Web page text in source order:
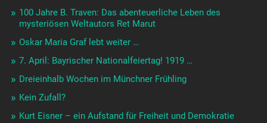
100 Jahre B. Traven: Das abenteuerliche Leben des
mysteriösen Weltautors Ret Marut
Oskar Maria Graf lebt weiter …
7. April: Bayrischer Nationalfeiertag! 1919 …
Dreieinhalb Wochen im Münchner Frühling
Kein Zufall?
Kurt Eisner – ein Aufstand für Freiheit und Demokratie